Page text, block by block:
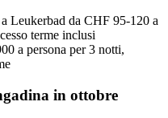
Leukerbad da CHF 95-120 a
terme inclusi
a persona per 3 notti,
in ottobre